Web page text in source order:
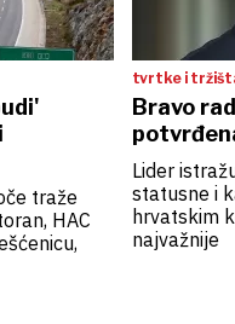
traže
HAC
tvrtke i
Bravo
Lider
statusne i
hrvatskim
najvažnije